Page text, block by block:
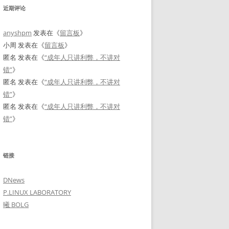
近期评论
anyshpm 发表在《留言板》
小周 发表在《留言板》
匿名 发表在《“成年人只讲利弊，不讲对
错”》
匿名 发表在《“成年人只讲利弊，不讲对
错”》
匿名 发表在《“成年人只讲利弊，不讲对
错”》
链接
DNews
P.LINUX LABORATORY
曦 BOLG